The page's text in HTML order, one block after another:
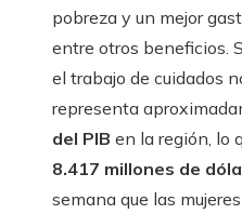
pobreza y un mejor
entre otros beneficios.
el trabajo de cuidados
representa
del PIB en la región, lo
8.417 millones de
semana que las